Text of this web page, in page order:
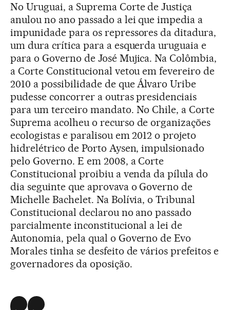
No Uruguai, a Suprema Corte de Justiça
anulou no ano passado a lei que impedia a
impunidade para os repressores da ditadura,
um dura crítica para a esquerda uruguaia e
para o Governo de José Mujica. Na Colômbia,
a Corte Constitucional vetou em fevereiro de
2010 a possibilidade de que Álvaro Uribe
pudesse concorrer a outras presidenciais
para um terceiro mandato. No Chile, a Corte
Suprema acolheu o recurso de organizações
ecologistas e paralisou em 2012 o projeto
hidrelétrico de Porto Aysen, impulsionado
pelo Governo. E em 2008, a Corte
Constitucional proibiu a venda da pílula do
dia seguinte que aprovava o Governo de
Michelle Bachelet. Na Bolívia, o Tribunal
Constitucional declarou no ano passado
parcialmente inconstitucional a lei de
Autonomia, pela qual o Governo de Evo
Morales tinha se desfeito de vários prefeitos e
governadores da oposição.